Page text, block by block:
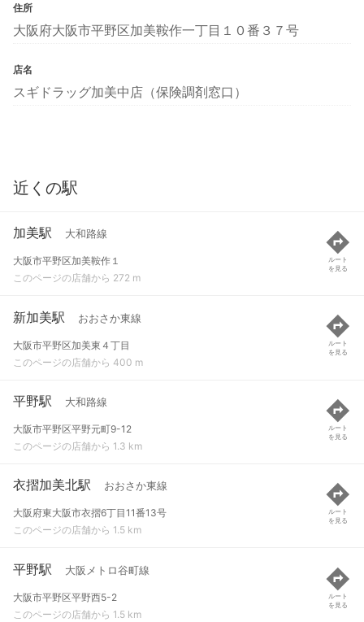
住所
大阪府大阪市平野区加美鞍作一丁目１０番３７号
店名
スギドラッグ加美中店（保険調剤窓口）
近くの駅
加美駅 大和路線
大阪市平野区加美鞍作１
このページの店舗から 272 m
ルート
を見る
新加美駅 おおさか東線
大阪市平野区加美東４丁目
このページの店舗から 400 m
ルート
を見る
平野駅 大和路線
大阪市平野区平野元町9-12
このページの店舗から 1.3 km
ルート
を見る
衣摺加美北駅 おおさか東線
大阪府東大阪市衣摺6丁目11番13号
このページの店舗から 1.5 km
ルート
を見る
平野駅 大阪メトロ谷町線
大阪市平野区平野西5-2
このページの店舗から 1.5 km
ルート
を見る